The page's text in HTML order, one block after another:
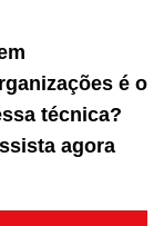
é o
técnica?
agora